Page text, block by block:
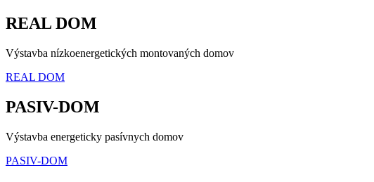
REAL DOM
Výstavba nízkoenergetických montovaných domov
REAL DOM
PASIV-DOM
Výstavba energeticky pasívnych domov
PASIV-DOM